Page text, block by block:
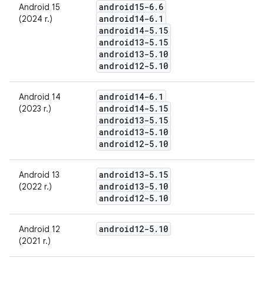
Android 15
(2024 r.)
android15-6. 6
android14-6. 1
android14-5. 15
android13-5. 15
android13-5. 10
android12-5. 10
Android 14
(2023 r.)
android14-6. 1
android14-5. 15
android13-5. 15
android13-5. 10
android12-5. 10
Android 13
(2022 r.)
android13-5. 15
android13-5. 10
android12-5. 10
Android 12
(2021 r.)
android12-5. 10